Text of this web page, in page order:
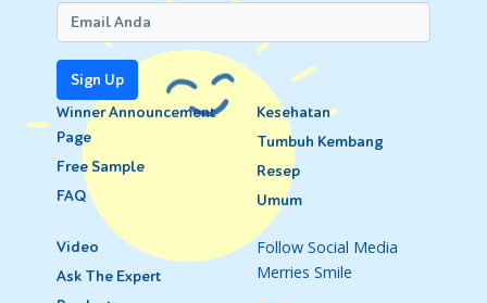
Sign Up
Winner Announcement
Page
Free Sample
FAQ
Kesehatan
Tumbuh Kembang
Resep
Umum
Video
Ask The Expert
Follow Social Media
Merries Smile